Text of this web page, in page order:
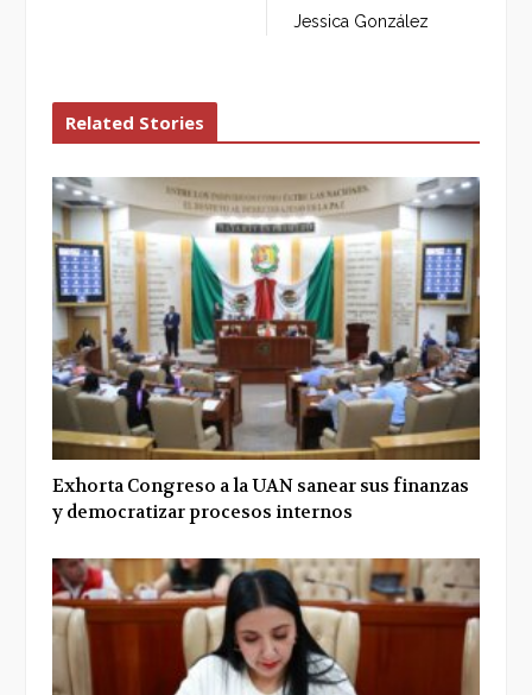
Jessica González
Related Stories
Exhorta Congreso a la UAN sanear sus finanzas
y democratizar procesos internos